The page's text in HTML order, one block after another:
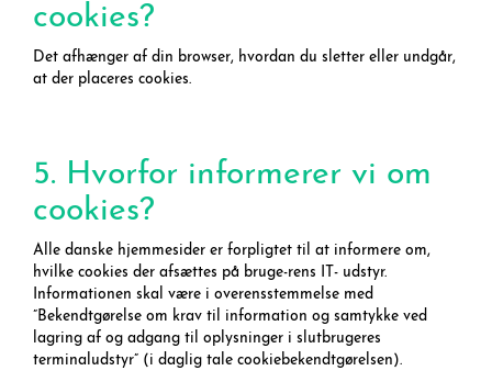
cookies?
Det afhænger af din browser, hvordan du sletter eller undgår,
at der placeres cookies.
5. Hvorfor informerer vi om
cookies?
Alle danske hjemmesider er forpligtet til at informere om,
hvilke cookies der afsættes på bruge-rens IT- udstyr.
Informationen skal være i overensstemmelse med
”Bekendtgørelse om krav til information og samtykke ved
lagring af og adgang til oplysninger i slutbrugeres
terminaludstyr” (i daglig tale cookiebekendtgørelsen).